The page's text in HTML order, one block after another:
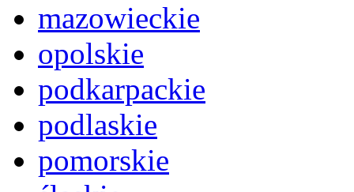
mazowieckie
opolskie
podkarpackie
podlaskie
pomorskie